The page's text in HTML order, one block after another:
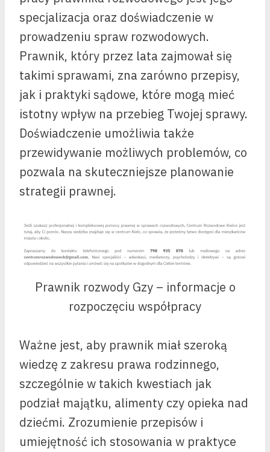
specjalizacja oraz doświadczenie w
prowadzeniu spraw rozwodowych.
Prawnik, który przez lata zajmował się
takimi sprawami, zna zarówno przepisy,
jak i praktyki sądowe, które mogą mieć
istotny wpływ na przebieg Twojej sprawy.
Doświadczenie umożliwia także
przewidywanie możliwych problemów, co
pozwala na skuteczniejsze planowanie
strategii prawnej.
Prawnik rozwody Gzy – informacje o
rozpoczęciu współpracy
Ważne jest, aby prawnik miał szeroką
wiedzę z zakresu prawa rodzinnego,
szczególnie w takich kwestiach jak
podział majątku, alimenty czy opieka nad
dziećmi. Zrozumienie przepisów i
umiejętność ich stosowania w praktyce